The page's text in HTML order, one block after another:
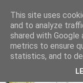
This site uses
and to analyze
shared with
metrics to ensure
statistics, and to